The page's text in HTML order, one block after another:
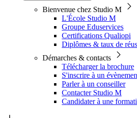
Bienvenue chez Studio M
L'École Studio M
Groupe Eduservices
Certifications Qualiopi
Diplômes & taux de
Démarches & contacts
Télécharger la brochure
S'inscrire à un
Parler à un conseiller
Contacter Studio M
Candidater à une